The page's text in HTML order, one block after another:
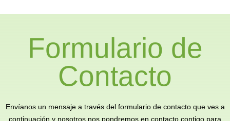
Formulario de
Contacto
Envíanos un mensaje a través del formulario de contacto que ves a
continuación y nosotros nos pondremos en contacto contigo para